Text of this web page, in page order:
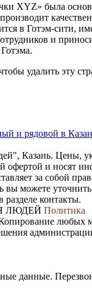
XYZ» была
в Готэм-сити,
и
удалить эту
Казань. Цены,
офертой и носят
за собой
вы можете
разделе контакты.
ЛЮДЕЙ Политика
любых
данные.